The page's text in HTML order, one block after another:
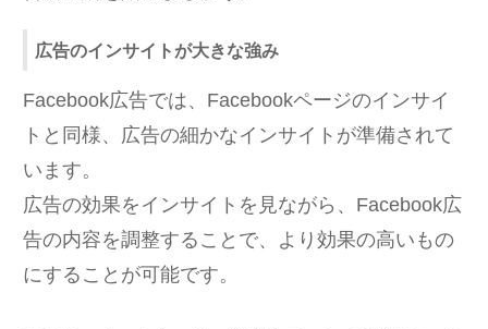
広告のインサイトが大きな強み
Facebook広告では、Facebookページのインサイ
トと同様、広告の細かなインサイトが準備されて
います。
広告の効果をインサイトを見ながら、Facebook広
告の内容を調整することで、より効果の高いもの
にすることが可能です。